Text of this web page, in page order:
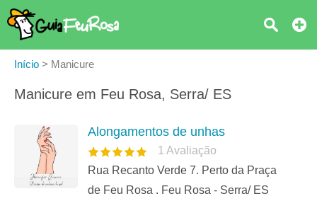
Início > Manicure
Manicure em Feu Rosa, Serra/ ES
Alongamentos de unhas
1 Avaliação
Rua Recanto Verde 7. Perto da Praça
de Feu Rosa . Feu Rosa - Serra/ ES